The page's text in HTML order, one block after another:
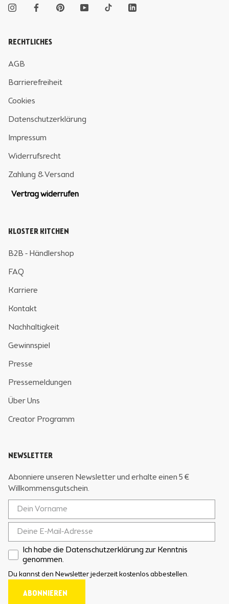
RECHTLICHES
AGB
Barrierefreiheit
Cookies
Datenschutzerklärung
Impressum
Widerrufsrecht
Zahlung & Versand
Vertrag widerrufen
KLOSTER KITCHEN
B2B - Händlershop
FAQ
Karriere
Kontakt
Nachhaltigkeit
Gewinnspiel
Presse
Pressemeldungen
Über Uns
Creator Programm
NEWSLETTER
Abonniere unseren Newsletter und erhalte einen 5 €
Willkommensgutschein.
Ich habe die Datenschutzerklärung zur Kenntnis
genommen.
Du kannst den Newsletter jederzeit kostenlos abbestellen.
ABONNIEREN